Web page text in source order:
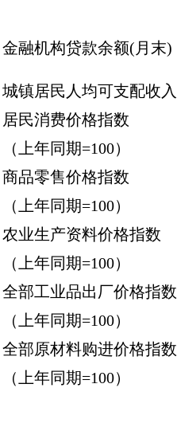
金融机构贷款余额(月末)
城镇居民人均可支配收入
居民消费价格指数
（上年同期=100）
商品零售价格指数
（上年同期=100）
农业生产资料价格指数
（上年同期=100）
全部工业品出厂价格指数
（上年同期=100）
全部原材料购进价格指数
（上年同期=100）